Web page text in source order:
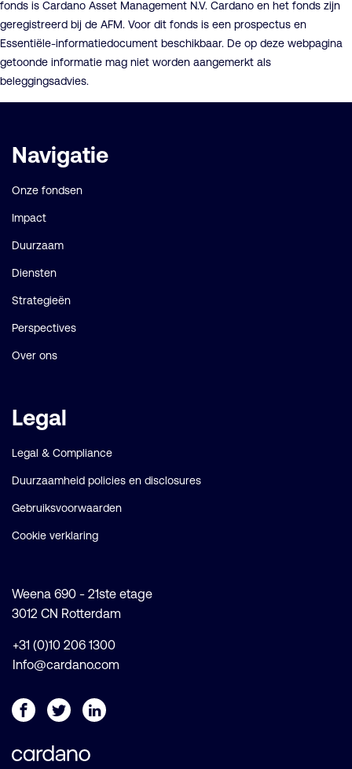
fonds is Cardano Asset Management N.V. Cardano en het fonds zijn
geregistreerd bij de AFM. Voor dit fonds is een prospectus en
Essentiële-informatiedocument beschikbaar. De op deze webpagina
getoonde informatie mag niet worden aangemerkt als
beleggingsadvies.
Belangrijke
links
Navigatie
Onze fondsen
Impact
Duurzaam
Diensten
Strategieën
Perspectives
Over ons
Legal
Legal & Compliance
Duurzaamheid policies en disclosures
Gebruiksvoorwaarden
Cookie verklaring
Weena 690 - 21ste etage
3012 CN Rotterdam
+31 (0)10 206 1300
Info@cardano.com